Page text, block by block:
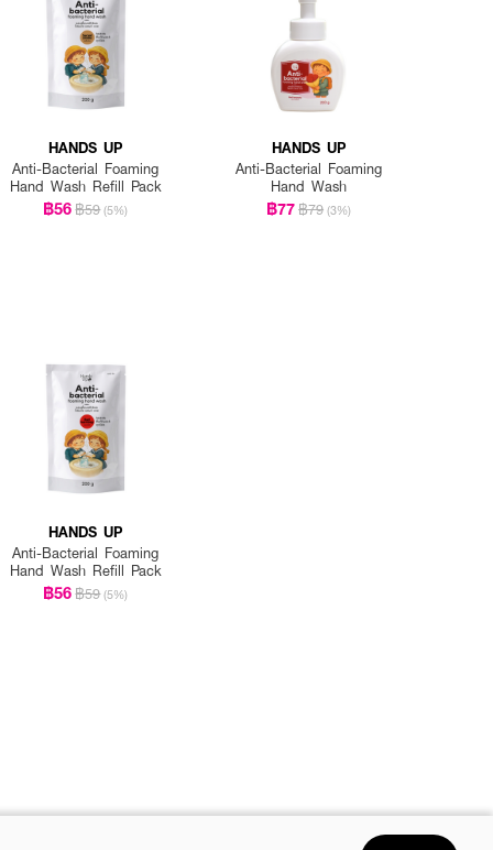
HANDS UP
Anti-Bacterial Foaming
Hand Wash Refill Pack
฿56฿59 (5%)
HANDS UP
Anti-Bacterial Foaming
Hand Wash
฿77฿79 (3%)
HANDS UP
Anti-Bacterial Foaming
Hand Wash Refill Pack
฿56฿59 (5%)